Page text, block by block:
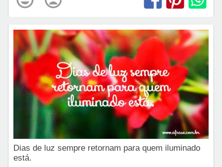
Dias de luz sempre retornam para quem iluminado
está.